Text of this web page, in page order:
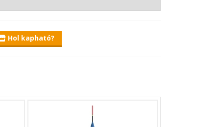
Hol kapható?